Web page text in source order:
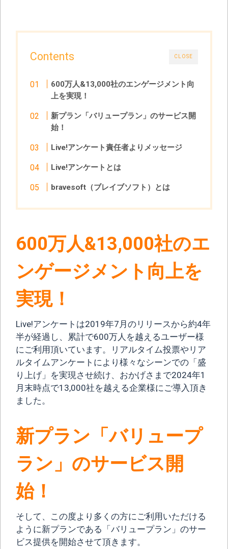
CLOSE
Contents
600万人&13,000社のエンゲージメント向
上を実現！
新プラン「バリュープラン」のサービス開
始！
Live!アンケート責任者よりメッセージ
Live!アンケートとは
bravesoft（ブレイブソフト）とは
600万人&13,000社のエ
ンゲージメント向上を
実現！
Live!アンケートは2019年7月のリリースから約4年
半が経過し、累計で600万人を越えるユーザー様
にご利用頂いています。リアルタイム投票やリア
ルタイムアンケートにより様々なシーンでの「盛
り上げ」を実現させ続け、おかげさまで2024年1
月末時点で13,000社を越える企業様にご導入頂き
ました。
新プラン「バリュープ
ラン」のサービス開
始！
そして、この度より多くの方にご利用いただける
ように新プランである「バリュープラン」のサー
ビス提供を開始させて頂きます。